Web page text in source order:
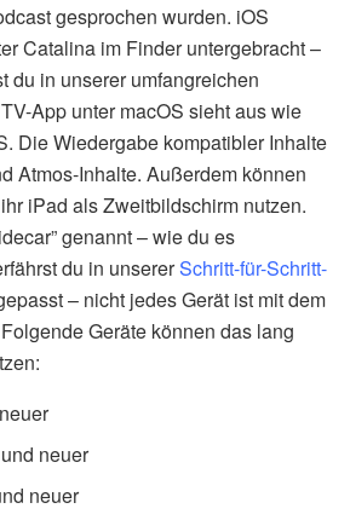
gesprochen wurden. iOS
Catalina im Finder untergebracht –
du in unserer umfangreichen
App unter macOS sieht aus wie
Die Wiedergabe kompatibler Inhalte
Atmos-Inhalte. Außerdem können
iPad als Zweitbildschirm nutzen.
genannt – wie du es
du in unsererSchritt-für-Schritt-
– nicht jedes Gerät ist mit dem
Geräte können das lang
neuer
neuer